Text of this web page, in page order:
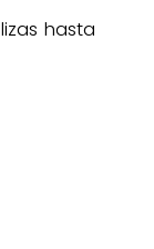
hasta